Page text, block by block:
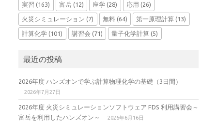
実習 (163) 富岳(12) 座学 (28) 応用 (26)
火災シミュレーション (7) 無料(64) 第一原理計算 (13)
計算化学 (101) 講習会 (71) 量子化学計算 (5)
最近の投稿
2026年度 ハンズオンで学ぶ計算物理化学の基礎（3日間）
2026年7月27日
2026年度 火災シミュレーションソフトウェア FDS 利用講習会～
富岳を利用したハンズオン～
2026年6月16日